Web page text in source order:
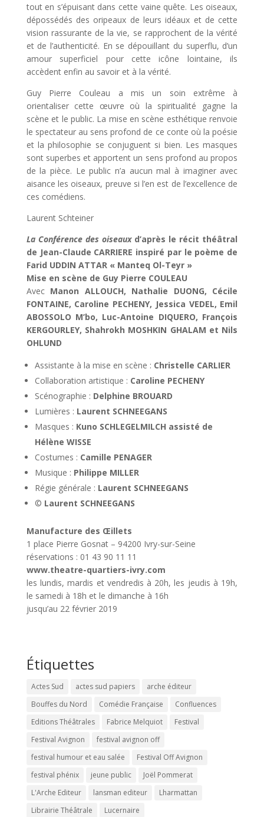
tout en s’épuisant dans cette vaine quête. Les oiseaux,
dépossédés des oripeaux de leurs idéaux et de cette
vision rassurante de la vie, se rapprochent de la vérité
et de l’authenticité. En se dépouillant du superflu, d’un
amour superficiel pour cette icône lointaine, ils
accèdent enfin au savoir et à la vérité.
Guy Pierre Couleau a mis un soin extrême à
orientaliser cette œuvre où la spiritualité gagne la
scène et le public. La mise en scène esthétique renvoie
le spectateur au sens profond de ce conte où la poésie
et la philosophie se conjuguent si bien. Les masques
sont superbes et apportent un sens profond au propos
de la pièce. Le public n’a aucun mal à imaginer avec
aisance les oiseaux, preuve si l’en est de l’excellence de
ces comédiens.
Laurent Schteiner
La Conférence des oiseauxd’après le récit théâtral
de Jean-Claude CARRIERE inspiré par le poème de
Farid UDDIN ATTAR « Manteq Ol-Teyr »
Mise en scène de Guy Pierre COULEAU
Avec Manon ALLOUCH, Nathalie DUONG, Cécile
FONTAINE, Caroline PECHENY, Jessica VEDEL, Emil
ABOSSOLO M’bo, Luc-Antoine DIQUERO, François
KERGOURLEY, Shahrokh MOSHKIN GHALAM et Nils
OHLUND
Assistante à la mise en scène : Christelle CARLIER
Collaboration artistique : Caroline PECHENY
Scénographie : Delphine BROUARD
Lumières : Laurent SCHNEEGANS
Masques : Kuno SCHLEGELMILCH assisté de
Hélène WISSE
Costumes : Camille PENAGER
Musique : Philippe MILLER
Régie générale : Laurent SCHNEEGANS
© Laurent SCHNEEGANS
Manufacture des Œillets
1 place Pierre Gosnat – 94200 Ivry-sur-Seine
réservations : 01 43 90 11 11
www.theatre-quartiers-ivry.com
les lundis, mardis et vendredis à 20h, les jeudis à 19h,
le samedi à 18h et le dimanche à 16h
jusqu’au 22 février 2019
Étiquettes
Actes Sud actes sud papiers
arche éditeur
Bouffes du Nord
Comédie Française
Confluences
Editions Théâtrales
Fabrice Melquiot
Festival
Festival Avignon
festival avignon off
festival humour et eau salée
Festival Off Avignon
festival phénix
jeune public
Joël Pommerat
L'Arche Editeur
lansman editeur
Lharmattan
Librairie Théâtrale
Lucernaire